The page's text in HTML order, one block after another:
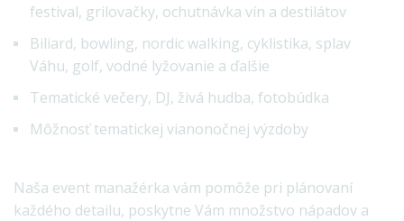
festival, grilovačky, ochutnávka vín a destilátov
Biliard, bowling, nordic walking, cyklistika, splav
Váhu, golf, vodné lyžovanie a ďalšie
Tematické večery, DJ, živá hudba, fotobúdka
Môžnosť tematickej vianonočnej výzdoby
Naša event manažérka vám pomôže pri plánovaní
každého detailu, poskytne Vám množstvo nápadov a